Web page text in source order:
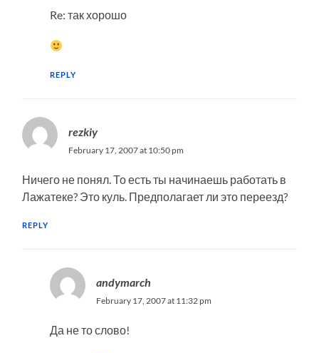
Re: так хорошо
REPLY
rezkiy
February 17, 2007 at 10:50 pm
Ничего не понял. То есть ты начинаешь работать в
Лажатеке? Это куль. Предполагает ли это переезд?
REPLY
andymarch
February 17, 2007 at 11:32 pm
Да не то слово!